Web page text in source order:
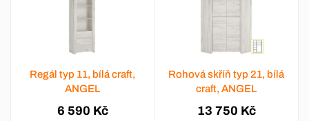
Regál typ 11, bílá craft,
ANGEL
6 590 Kč
Rohová skříň typ 21, bílá
craft, ANGEL
13 750 Kč